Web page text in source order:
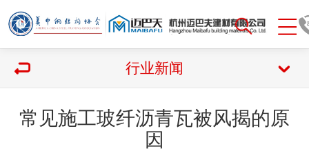
行业新闻
常见施工玻纤沥青瓦被风揭的原
因